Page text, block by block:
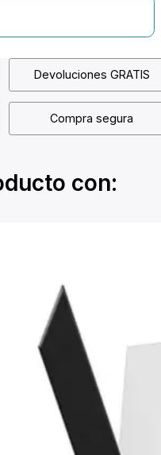
Devoluciones GRATIS
Compra segura
con: